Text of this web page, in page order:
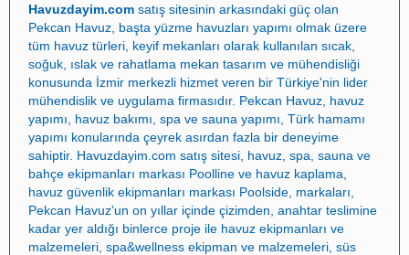
Havuzdayim.com satış sitesinin arkasındaki güç olan
Pekcan Havuz , başta yüzme havuzları yapımı olmak üzere
tüm havuz türleri, keyif mekanları olarak kullanılan sıcak,
soğuk, ıslak ve rahatlama mekan tasarım ve mühendisliği
konusunda İzmir merkezli hizmet veren bir Türkiye'nin lider
mühendislik ve uygulama firmasıdır. Pekcan Havuz havuz
yapımı
havuz bakımı spa ve sauna yapımı Türk hamamı
yapımı konularında çeyrek asırdan fazla bir deneyime
sahiptir. Havuzdayim.com satış sitesi, havuz, spa, sauna ve
bahçe ekipmanları markası Poolline ve havuz kaplama,
havuz güvenlik ekipmanları markası Poolside , markaları,
Pekcan Havuz'un on yıllar içinde çizimden, anahtar teslimine
kadar yer aldığı binlerce proje ile havuz ekipmanları ve
malzemeleri spa&wellness ekipman ve malzemeleri süs